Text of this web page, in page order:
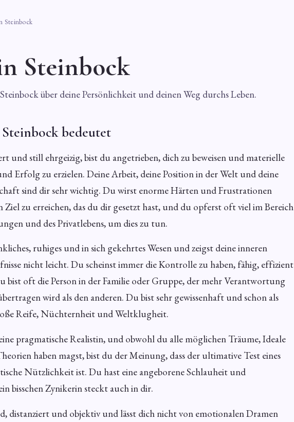
Steinbock
Steinbock
über deine Persönlichkeit und deinen Weg durchs Leben.
bedeutet
und still ehrgeizig, bist du angetrieben, dich zu beweisen und materielle
Erfolg zu erzielen. Deine Arbeit, deine Position in der Welt und deine
sind dir sehr wichtig. Du wirst enorme Härten und Frustrationen
Ziel zu erreichen, das du dir gesetzt hast, und du opferst oft viel im Bereich
und des Privatlebens, um dies zu tun.
ruhiges und in sich gekehrtes Wesen und zeigst deine inneren
nicht leicht. Du scheinst immer die Kontrolle zu haben, fähig, effizient
bist oft die Person in der Familie oder Gruppe, der mehr Verantwortung
wird als den anderen. Du bist sehr gewissenhaft und schon als
Reife, Nüchternheit und Weltklugheit.
pragmatische Realistin, und obwohl du alle möglichen Träume, Ideale
haben magst, bist du der Meinung, dass der ultimative Test eines
Nützlichkeit ist. Du hast eine angeborene Schlauheit und
bisschen Zynikerin steckt auch in dir.
distanziert und objektiv und lässt dich nicht von emotionalen Dramen